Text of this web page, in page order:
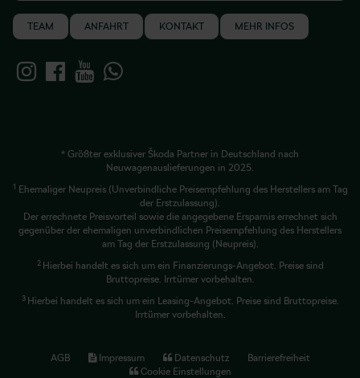
TEAM ANFAHRT KONTAKT MEHR INFOS
* Größter exklusiver Škoda Partner in Deutschland nach
Neuwagenauslieferungen in 2025.
1 Ehemaliger Neupreis (Unverbindliche Preisempfehlung des Herstellers am Tag
der Erstzulassung).
Der errechnete Preisvorteil sowie die angegebene Ersparnis errechnet sich
gegenüber der ehemaligen unverbindlichen Preisempfehlung des Herstellers
am Tag der Erstzulassung (Neupreis).
2 Hierbei handelt es sich um ein Finanzierungs-Angebot. Preise sind
Bruttopreise. Irrtümer vorbehalten.
3 Hierbei handelt es sich um ein Leasing-Angebot. Preise sind Bruttopreise.
Irrtümer vorbehalten.
AGB Impressum Datenschutz
Barrierefreiheit
Cookie Einstellungen